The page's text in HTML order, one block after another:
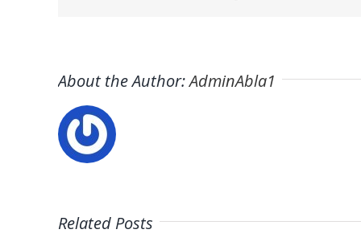
About the Author:AdminAbla1
Related Posts